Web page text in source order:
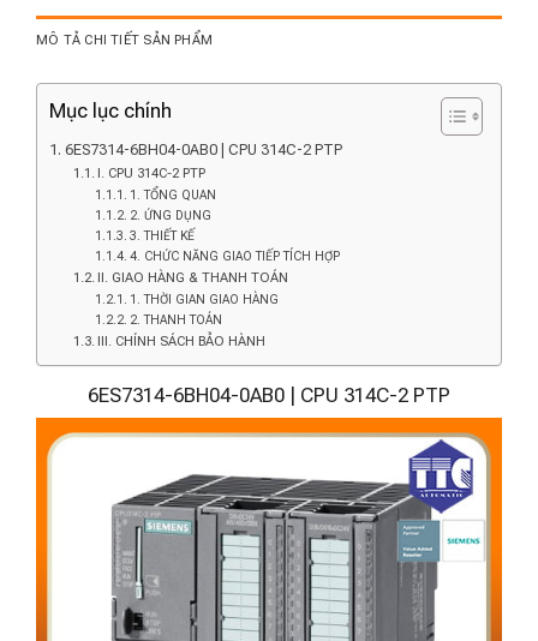
MÔ TẢ CHI TIẾT SẢN PHẨM
Mục lục chính
6ES7314-6BH04-0AB0 | CPU 314C-2 PTP
I. CPU 314C-2 PTP
1. TỔNG QUAN
2. ỨNG DỤNG
3. THIẾT KẾ
4. CHỨC NĂNG GIAO TIẾP TÍCH HỢP
II. GIAO HÀNG & THANH TOÁN
1. THỜI GIAN GIAO HÀNG
2. THANH TOÁN
III. CHÍNH SÁCH BẢO HÀNH
6ES7314-6BH04-0AB0 | CPU 314C-2 PTP